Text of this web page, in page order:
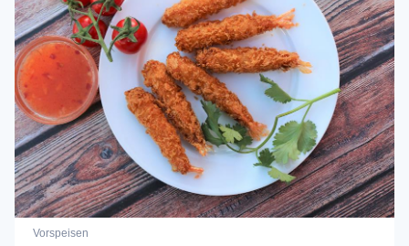
Vorspeisen